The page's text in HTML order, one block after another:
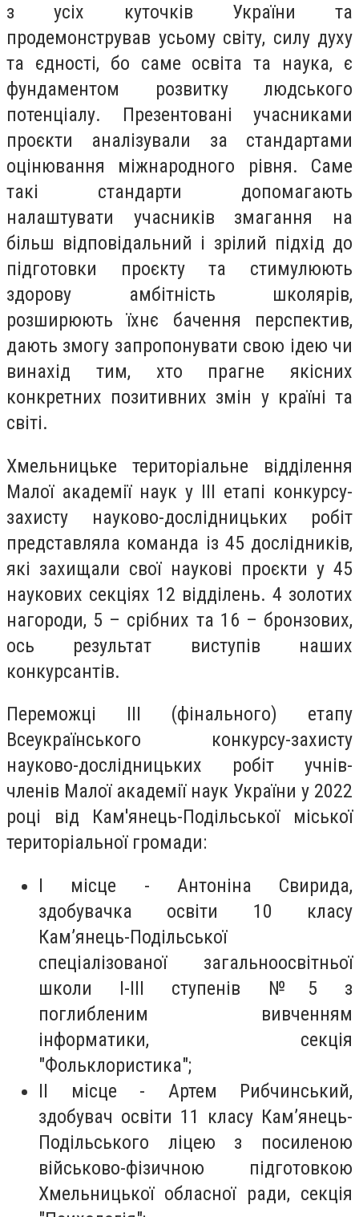
з усіх куточків України та
продемонстрував усьому світу, силу духу
та єдності, бо саме освіта та наука, є
фундаментом розвитку людського
потенціалу. Презентовані учасниками
проєкти аналізували за стандартами
оцінювання міжнародного рівня. Саме
такі стандарти допомагають
налаштувати учасників змагання на
більш відповідальний і зрілий підхід до
підготовки проєкту та стимулюють
здорову амбітність школярів,
розширюють їхнє бачення перспектив,
дають змогу запропонувати свою ідею чи
винахід тим, хто прагне якісних
конкретних позитивних змін у країні та
світі.
Хмельницьке територіальне відділення
Малої академії наук у ІІІ етапі конкурсу-
захисту науково-дослідницьких робіт
представляла команда із 45 дослідників,
які захищали свої наукові проєкти у 45
наукових секціях 12 відділень. 4 золотих
нагороди, 5 – срібних та 16 – бронзових,
ось результат виступів наших
конкурсантів.
Переможці ІІІ (фінального) етапу
Всеукраїнського конкурсу-захисту
науково-дослідницьких робіт учнів-
членів Малої академії наук України у 2022
році від Кам'янець-Подільської міської
територіальної громади:
І місце - Антоніна Свирида,
здобувачка освіти 10 класу
Кам’янець-Подільської
спеціалізованої загальноосвітньої
школи І-ІІІ ступенів №5 з
поглибленим вивченням
інформатики, секція
"Фольклористика";
II місце - Артем Рибчинський,
здобувач освіти 11 класу Кам’янець-
Подільського ліцею з посиленою
військово-фізичною підготовкою
Хмельницької обласної ради, секція